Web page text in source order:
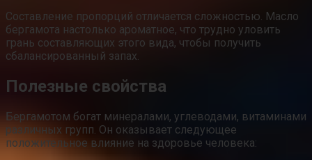
Составление пропорций отличается сложностью. Масло
бергамота настолько ароматное, что трудно уловить
грань составляющих этого вида, чтобы получить
сбалансированный запах.
Полезные свойства
Бергамотом богат минералами, углеводами, витаминами
различных групп. Он оказывает следующее
положительное влияние на здоровье человека: